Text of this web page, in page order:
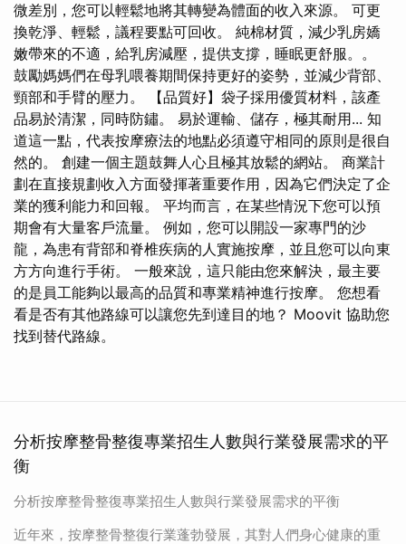
微差別，您可以輕鬆地將其轉變為體面的收入來源。 可更
換乾淨、輕鬆，議程要點可回收。 純棉材質，減少乳房嬌
嫩帶來的不適，給乳房減壓，提供支撐，睡眠更舒服。。
鼓勵媽媽們在母乳喂養期間保持更好的姿勢，並減少背部、
頸部和手臂的壓力。 【品質好】袋子採用優質材料，該產
品易於清潔，同時防鏽。 易於運輸、儲存，極其耐用... 知
道這一點，代表按摩療法的地點必須遵守相同的原則是很自
然的。 創建一個主題鼓舞人心且極其放鬆的網站。 商業計
劃在直接規劃收入方面發揮著重要作用，因為它們決定了企
業的獲利能力和回報。 平均而言，在某些情況下您可以預
期會有大量客戶流量。 例如，您可以開設一家專門的沙
龍，為患有背部和脊椎疾病的人實施按摩，並且您可以向東
方方向進行手術。 一般來說，這只能由您來解決，最主要
的是員工能夠以最高的品質和專業精神進行按摩。 您想看
看是否有其他路線可以讓您先到達目的地？ Moovit 協助您
找到替代路線。
分析按摩整骨整復專業招生人數與行業發展需求的平
衡
分析按摩整骨整復專業招生人數與行業發展需求的平衡
近年來，按摩整骨整復行業蓬勃發展，其對人們身心健康的重